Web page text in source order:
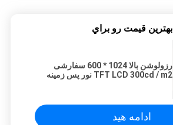
بهترين قيمت رو براي
رزولوشن بالا 1024 * 600 سفارشی
TFT LCD 300cd / m2 نور پس زمینه
ادامه هید